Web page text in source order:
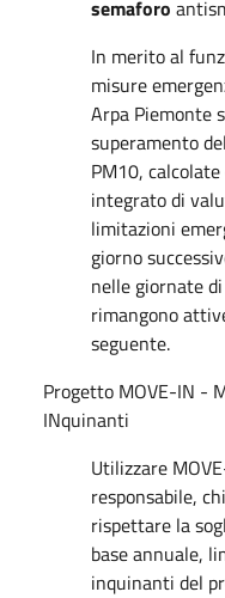
semaforo
In merito al
misure
Arpa Piemonte
superamento
PM10,
integrato di
limitazioni
giorno
nelle giornate
rimangono
seguente.
Progetto MOVE-IN -
INquinanti
Utilizzare
responsabile,
rispettare la
base annuale,
inquinanti del